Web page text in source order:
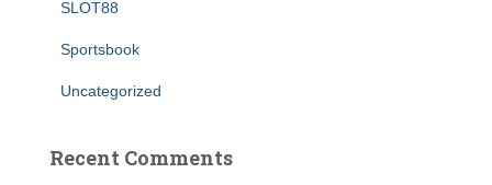
SLOT88
Sportsbook
Uncategorized
Recent Comments